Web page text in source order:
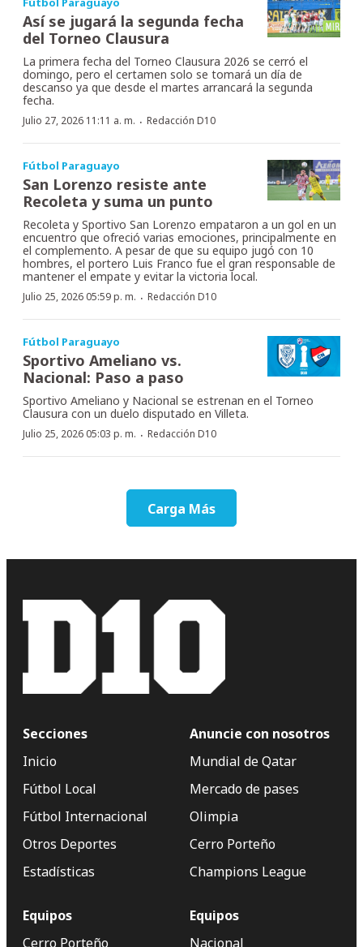
Así se jugará la segunda fecha
del Torneo Clausura
La primera fecha del Torneo Clausura 2026 se cerró el
domingo, pero el certamen solo se tomará un día de
descanso ya que desde el martes arrancará la segunda
fecha.
Julio 27, 2026 11:11 a. m. · Redacción D10
Fútbol Paraguayo
San Lorenzo resiste ante
Recoleta y suma un punto
Recoleta y Sportivo San Lorenzo empataron a un gol en un
encuentro que ofreció varias emociones, principalmente en
el complemento. A pesar de que su equipo jugó con 10
hombres, el portero Luis Franco fue el gran responsable de
mantener el empate y evitar la victoria local.
Julio 25, 2026 05:59 p. m. · Redacción D10
Fútbol Paraguayo
Sportivo Ameliano vs.
Nacional: Paso a paso
Sportivo Ameliano y Nacional se estrenan en el Torneo
Clausura con un duelo disputado en Villeta.
Julio 25, 2026 05:03 p. m. · Redacción D10
Carga Más
Secciones
Inicio
Fútbol Local
Fútbol Internacional
Otros Deportes
Estadísticas
Anuncie con nosotros
Mundial de Qatar
Mercado de pases
Olimpia
Cerro Porteño
Champions League
Equipos
Cerro Porteño
Equipos
Nacional